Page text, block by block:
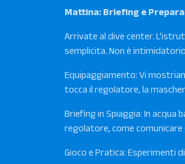
Mattina: Briefing e
Arrivate al dive center.
semplicita. Non è
Equipaggiamento: Vi
tocca il regolatore, la
Briefing in Spiaggia: In
regolatore, come comunicare
Gioco e Pratica: Esperimenti